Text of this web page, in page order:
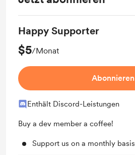
Happy Supporter
$5/Monat
Abonnieren
Enthält Discord-Leistungen
Buy a dev member a coffee!
Support us on a monthly basis